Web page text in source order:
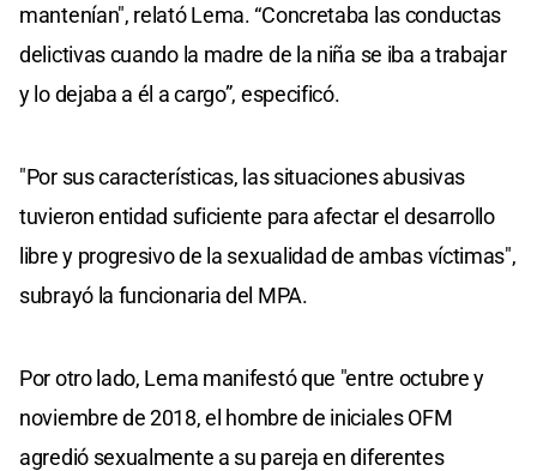
mantenían", relató Lema. “Concretaba las conductas
delictivas cuando la madre de la niña se iba a trabajar
y lo dejaba a él a cargo”, especificó.
"Por sus características, las situaciones abusivas
tuvieron entidad suficiente para afectar el desarrollo
libre y progresivo de la sexualidad de ambas víctimas",
subrayó la funcionaria del MPA.
Por otro lado, Lema manifestó que "entre octubre y
noviembre de 2018, el hombre de iniciales OFM
agredió sexualmente a su pareja en diferentes